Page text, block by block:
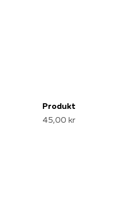
Produkt
45,00 kr